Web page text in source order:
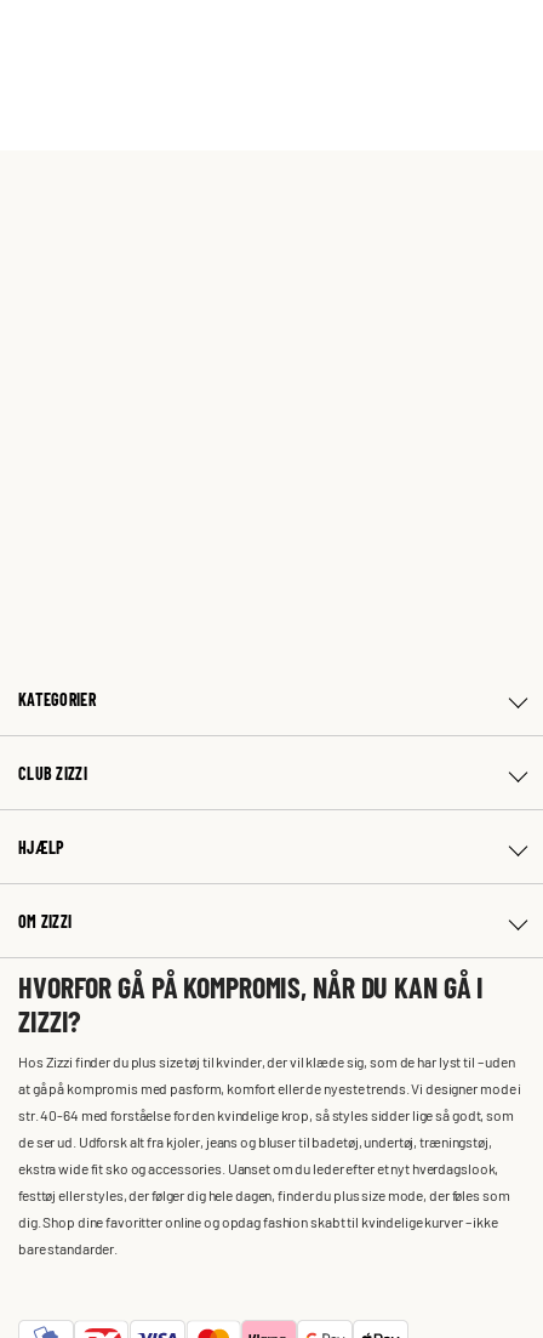
KATEGORIER
CLUB ZIZZI
HJÆLP
OM ZIZZI
HVORFOR GÅ PÅ KOMPROMIS, NÅR DU KAN GÅ I
ZIZZI?
Hos Zizzi finder du plus size tøj til kvinder, der vil klæde sig, som de har lyst til – uden
at gå på kompromis med pasform, komfort eller de nyeste trends. Vi designer mode i
str. 40-64 med forståelse for den kvindelige krop, så styles sidder lige så godt, som
de ser ud. Udforsk alt fra kjoler, jeans og bluser til badetøj, undertøj, træningstøj,
ekstra wide fit sko og accessories. Uanset om du leder efter et nyt hverdagslook,
festtøj eller styles, der følger dig hele dagen, finder du plus size mode, der føles som
dig. Shop dine favoritter online og opdag fashion skabt til kvindelige kurver – ikke
bare standarder.